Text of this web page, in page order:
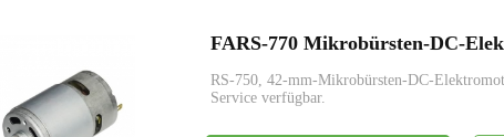
FARS-770 Mikrobürsten-DC-
RS-750, 42-mm-Mikrobürsten-DC-
Service verfügbar.